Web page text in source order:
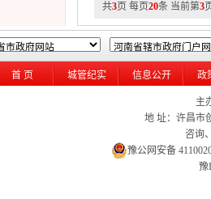
共3页 每页20条 当前第3
首 页 城管纪实 信息公开 政
主
地 址：许昌市
咨询
豫公网安备
豫